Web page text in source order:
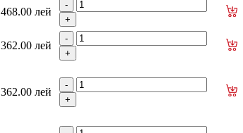
468.00 лей
362.00 лей
362.00 лей